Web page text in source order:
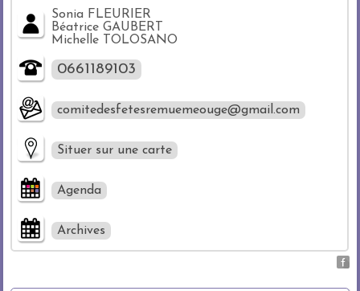
Sonia FLEURIER
Béatrice GAUBERT
Michelle TOLOSANO
0661189103
comitedesfetesremuemeouge@gmail.com
Situer sur une carte
Agenda
Archives